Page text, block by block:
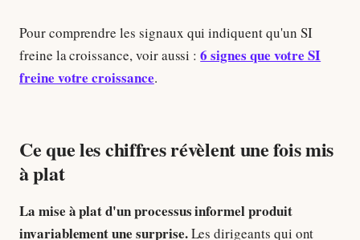
Pour comprendre les signaux qui indiquent qu'un SI
freine la croissance, voir aussi : 6 signes que votre SI
freine votre croissance.
Ce que les chiffres révèlent une fois mis
à plat
La mise à plat d'un processus informel produit
invariablement une surprise.Les dirigeants qui ont